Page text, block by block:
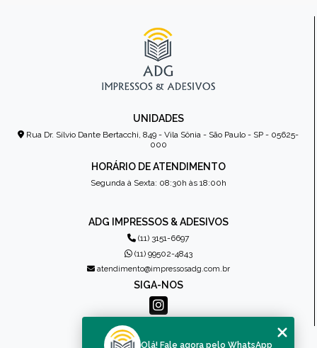
UNIDADES
Rua Dr. Sílvio Dante Bertacchi, 849 - Vila Sônia - São Paulo - SP - 05625-
000
HORÁRIO DE ATENDIMENTO
Segunda à Sexta: 08:30h às 18:00h
ADG IMPRESSOS & ADESIVOS
(11) 3151-6697
(11) 99502-4843
atendimento@impressosadg.com.br
SIGA-NOS
MENU
Olá! Fale agora pelo WhatsApp